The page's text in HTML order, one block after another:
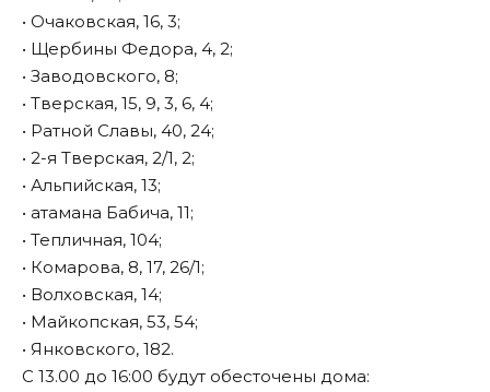
• Очаковская, 16, 3;
• Щербины Федора, 4, 2;
• Заводовского, 8;
• Тверская, 15, 9, 3, 6, 4;
• Ратной Славы, 40, 24;
• 2-я Тверская, 2/1, 2;
• Альпийская, 13;
• атамана Бабича, 11;
• Тепличная, 104;
• Комарова, 8, 17, 26/1;
• Волховская, 14;
• Майкопская, 53, 54;
• Янковского, 182.
С 13.00 до 16:00 будут обесточены дома: